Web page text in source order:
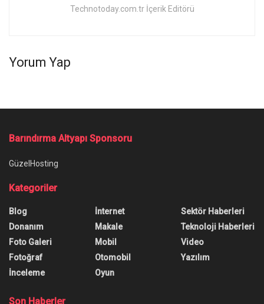
Technotoday.com.tr İçerik Editörü
Yorum Yap
Barındırma Altyapı Sponsoru
GüzelHosting
Kategoriler
Blog
Donanım
Foto Galeri
Fotoğraf
İnceleme
İnternet
Makale
Mobil
Otomobil
Oyun
Sektör Haberleri
Teknoloji Haberleri
Video
Yazılım
Son Haberler